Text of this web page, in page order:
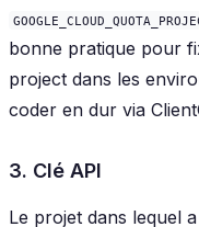
bonne pratique pour
project dans les
coder en dur via
3. Clé API
Le projet dans lequel